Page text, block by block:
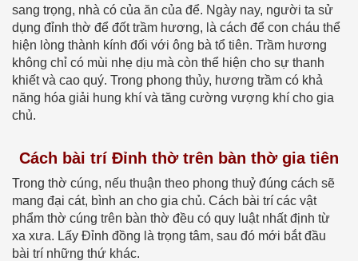
sang trọng, nhà có của ăn của để. Ngày nay, người ta sử
dụng đỉnh thờ để đốt trầm hương, là cách để con cháu thể
hiện lòng thành kính đối với ông bà tổ tiên. Trầm hương
không chỉ có mùi nhẹ dịu mà còn thể hiện cho sự thanh
khiết và cao quý. Trong phong thủy, hương trầm có khả
năng hóa giải hung khí và tăng cường vượng khí cho gia
chủ.
Cách bài trí Đỉnh thờ trên bàn thờ gia tiên
Trong thờ cúng, nếu thuận theo phong thuỷ đúng cách sẽ
mang đại cát, bình an cho gia chủ. Cách bài trí các vật
phẩm thờ cúng trên bàn thờ đều có quy luật nhất định từ
xa xưa. Lấy Đỉnh đồng là trọng tâm, sau đó mới bắt đầu
bài trí những thứ khác.